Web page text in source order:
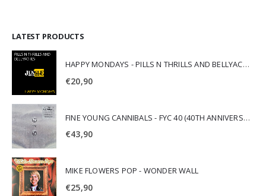
LATEST PRODUCTS
HAPPY MONDAYS - PILLS N THRILLS AND BELLYACHES
€20,90
FINE YOUNG CANNIBALS - FYC 40 (40TH ANNIVERSARY)
€43,90
MIKE FLOWERS POP - WONDER WALL
€25,90